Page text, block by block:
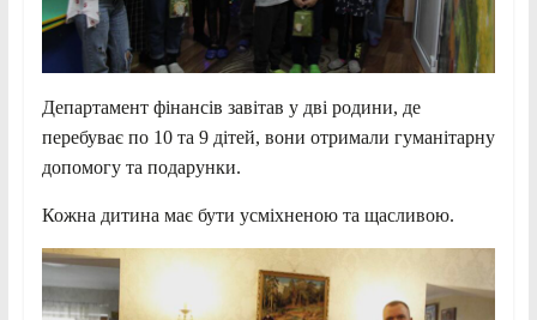
Департамент фінансів завітав у дві родини, де
перебуває по 10 та 9 дітей, вони отримали гуманітарну
допомогу та подарунки.
Кожна дитина має бути усміхненою та щасливою.